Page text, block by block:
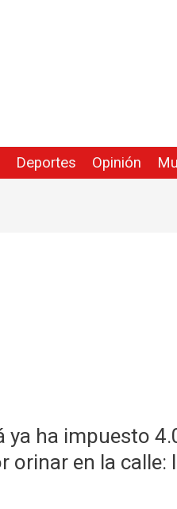
Deportes Opinión
ya ha impuesto
orinar en la calle: